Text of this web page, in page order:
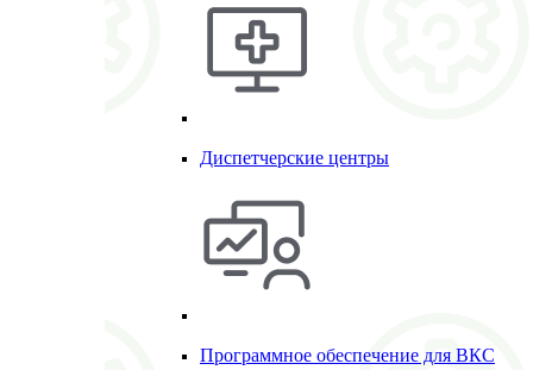
Диспетчерские центры
Программное обеспечение для ВКС